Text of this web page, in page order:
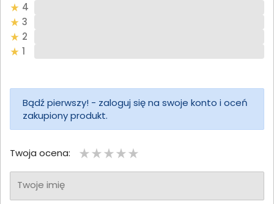
4
3
2
1
Bądź pierwszy! - zaloguj się na swoje konto i oceń
zakupiony produkt.
Twoja ocena:
Twoje imię